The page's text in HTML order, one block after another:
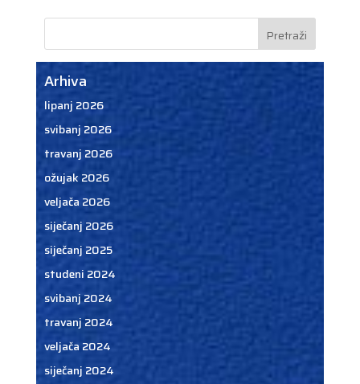
Arhiva
lipanj 2026
svibanj 2026
travanj 2026
ožujak 2026
veljača 2026
siječanj 2026
siječanj 2025
studeni 2024
svibanj 2024
travanj 2024
veljača 2024
siječanj 2024